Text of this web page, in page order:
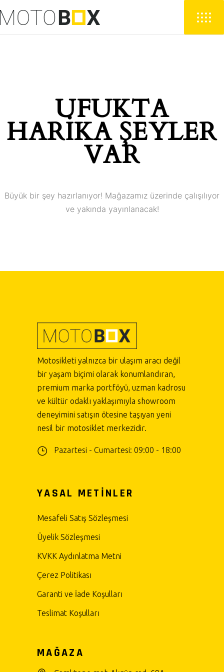
UFUKTA
HARIKA ŞEYLER
VAR
Büyük bir şey hazırlanıyor! Mağazamız üzerinde çalışılıyor
ve yakında yayınlanacak!
Motosikleti yalnızca bir ulaşım aracı değil
bir yaşam biçimi olarak konumlandıran,
premium marka portföyü, uzman kadrosu
ve kültür odaklı yaklaşımıyla showroom
deneyimini satışın ötesine taşıyan yeni
nesil bir motosiklet merkezidir.
Pazartesi - Cumartesi: 09:00 - 18:00
YASAL METİNLER
Mesafeli Satış Sözleşmesi
Üyelik Sözleşmesi
KVKK Aydınlatma Metni
Çerez Politikası
Garanti ve İade Koşulları
Teslimat Koşulları
MAĞAZA